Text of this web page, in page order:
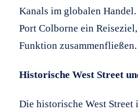
Kanals im globalen
Port Colborne ein
Funktion zusammenfließen.
Historische West Street
Die historische West Street